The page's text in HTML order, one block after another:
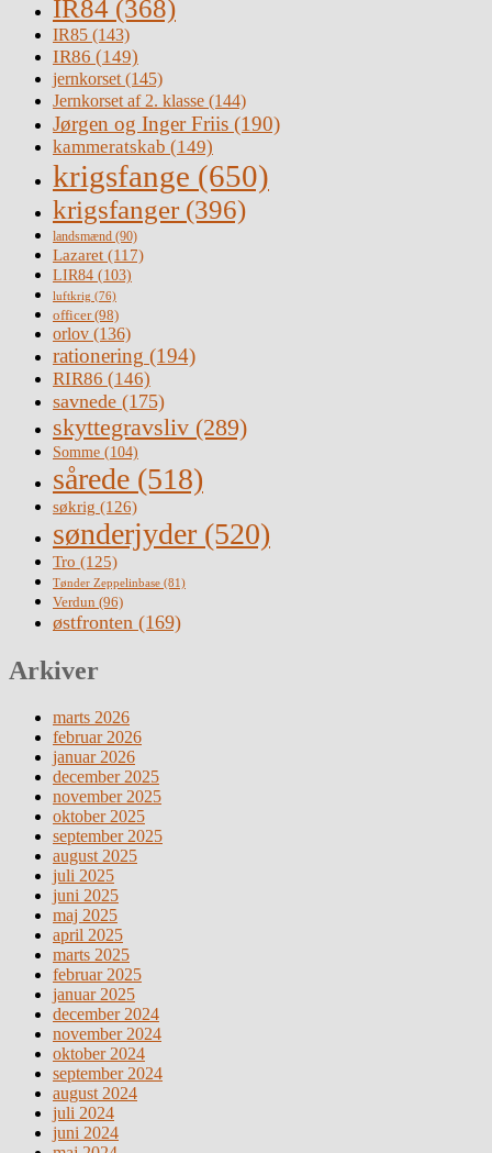
IR84 (368)
IR85 (143)
IR86 (149)
jernkorset(145)
Jernkorset af 2. klasse (144)
Jørgen og Inger Friis (190)
kammeratskab (149)
krigsfange (650)
krigsfanger (396)
landsmænd (90)
Lazaret (117)
LIR84 (103)
luftkrig (76)
officer(98)
orlov (136)
rationering (194)
RIR86 (146)
savnede (175)
skyttegravsliv (289)
Somme (104)
sårede (518)
søkrig (126)
sønderjyder (520)
Tro (125)
Tønder Zeppelinbase (81)
Verdun (96)
østfronten (169)
Arkiver
marts 2026
februar 2026
januar 2026
december 2025
november 2025
oktober 2025
september 2025
august 2025
juli 2025
juni 2025
maj 2025
april 2025
marts 2025
februar 2025
januar 2025
december 2024
november 2024
oktober 2024
september 2024
august 2024
juli 2024
juni 2024